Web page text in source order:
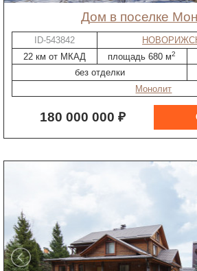
дом в поселке
ID-543842
22 км от МКАД
площадь 680 м2
без отделки
Монолит
180 000 000 ₽